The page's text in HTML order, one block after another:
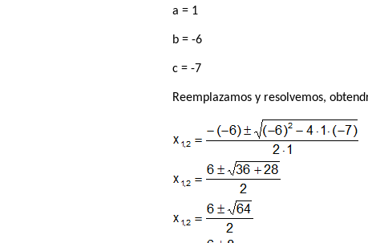
a = 1
b = -6
c = -7
Reemplazamos y resolvemos,